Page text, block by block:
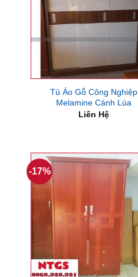
Tủ Áo Gỗ Công Nghiệp
Melamine Cánh Lùa
Liên Hệ
-17%